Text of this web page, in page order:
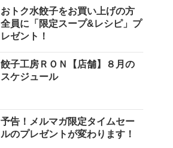
おトク水餃子をお買い上げの方
全員に「限定スープ&レシピ」プ
レゼント！
餃子工房ＲＯＮ【店舗】８月の
スケジュール
予告！メルマガ限定タイムセー
ルのプレゼントが変わります！